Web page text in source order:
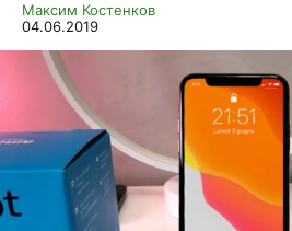
Максим Костенков
04.06.2019